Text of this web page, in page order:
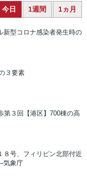
今日 1週間 1ヵ月
新型コロナ感染者発生時の
３要素
第３回【港区】700棟の高
８号、フィリピン北部付近
気象庁